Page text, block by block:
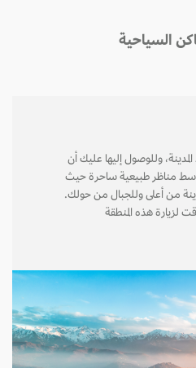
السياحية
وللوصول إليها عليك أن
مناظر طبيعية ساحرة حيث
من أعلى وللجبال من حولك.
هذه المنطقة